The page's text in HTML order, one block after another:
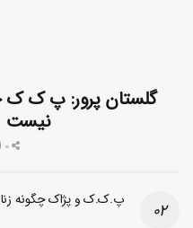
گلستان پرور: پ ک ک
نیست
پ.ک.ک و پژاک چگونه